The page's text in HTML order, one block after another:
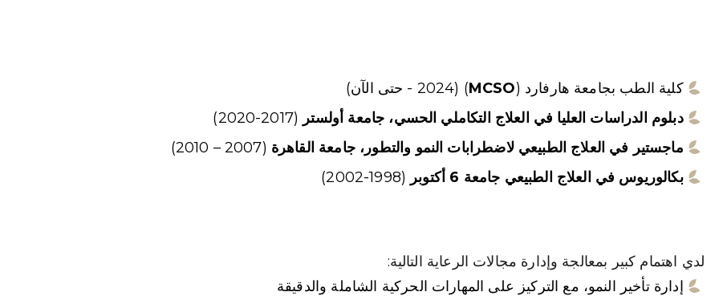
كلية الطب بجامعة هارفارد (MCSO) (2024 - حتى الآن)
دبلوم الدراسات العليا في العلاج التكاملي الحسي، جامعة أولستر (2017-2020)
ماجستير في العلاج الطبيعي لاضطرابات النمو والتطور، جامعة القاهرة (2007 – 2010)
بكالوريوس في العلاج الطبيعي جامعة 6 أكتوبر
(1998-2002)
لدي اهتمام كبير بمعالجة وإدارة مجالات الرعاية التالية:
إدارة تأخير النمو، مع التركيز على المهارات الحركية الشاملة والدقيقة